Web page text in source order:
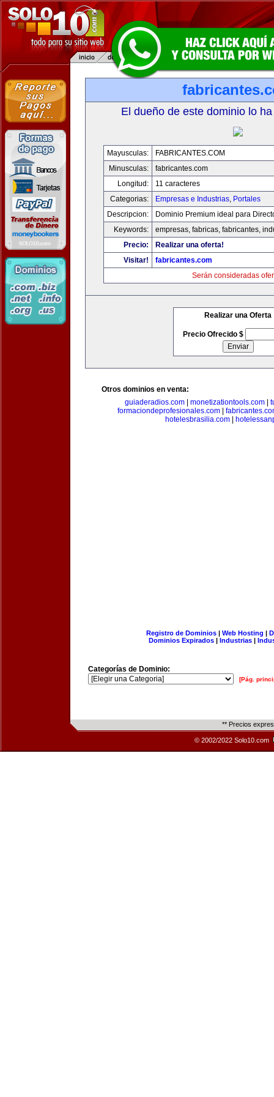
El dueño de este dominio lo
Mayusculas:
FABRICANTES.COM
Minusculas:
fabricantes.com
Longitud:
11 caracteres
Categorias:
Empresas e Industrias, Portales
Descripcion:
Dominio Premium ideal para
Keywords:
empresas, fabricas, fabricantes,
Precio:
Realizar una oferta!
Visitar!
fabricantes.com
Serán consideradas
Realizar una Oferta
Precio Ofrecido $
Otros dominios en venta:
guiaderadios.com| monetizationtools.com|
formaciondeprofesionales.com
hotelesbrasilia.com
Registro de Dominios| Web Hosting |
Dominios Expirados | Industrias |
Categorías de Dominio:
[Pág.
** Precios
© 2002/2022 Solo10.com